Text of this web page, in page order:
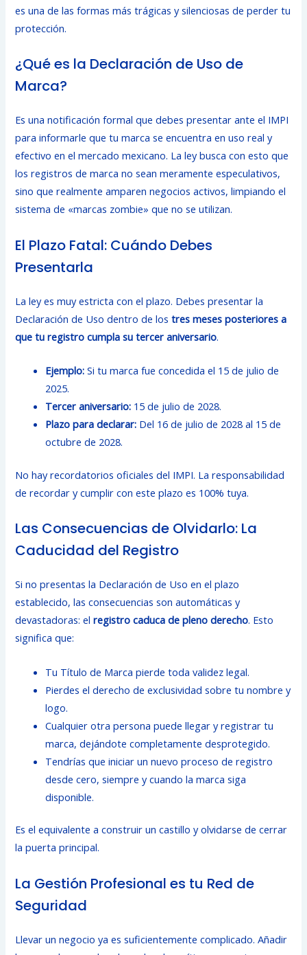
es una de las formas más trágicas y silenciosas de perder tu
protección.
¿Qué es la Declaración de Uso de
Marca?
Es una notificación formal que debes presentar ante el IMPI
para informarle que tu marca se encuentra en uso real y
efectivo en el mercado mexicano. La ley busca con esto que
los registros de marca no sean meramente especulativos,
sino que realmente amparen negocios activos, limpiando el
sistema de «marcas zombie» que no se utilizan.
El Plazo Fatal: Cuándo Debes
Presentarla
La ley es muy estricta con el plazo. Debes presentar la
Declaración de Uso dentro de lostres meses posteriores a
que tu registro cumpla su tercer aniversario.
Ejemplo: Si tu marca fue concedida el 15 de julio de
2025.
Tercer aniversario: 15 de julio de 2028.
Plazo para declarar: Del 16 de julio de 2028 al 15 de
octubre de 2028.
No hay recordatorios oficiales del IMPI. La responsabilidad
de recordar y cumplir con este plazo es 100% tuya.
Las Consecuencias de Olvidarlo: La
Caducidad del Registro
Si no presentas la Declaración de Uso en el plazo
establecido, las consecuencias son automáticas y
devastadoras: elregistro caduca de pleno derecho. Esto
significa que:
Tu Título de Marca pierde toda validez legal.
Pierdes el derecho de exclusividad sobre tu nombre y
logo.
Cualquier otra persona puede llegar y registrar tu
marca, dejándote completamente desprotegido.
Tendrías que iniciar un nuevo proceso de registro
desde cero, siempre y cuando la marca siga
disponible.
Es el equivalente a construir un castillo y olvidarse de cerrar
la puerta principal.
La Gestión Profesional es tu Red de
Seguridad
Llevar un negocio ya es suficientemente complicado. Añadir